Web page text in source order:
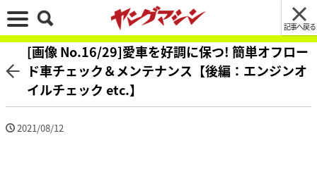
記事へ戻る
[画像 No.16/29]愛車を好調に保つ! 簡単オフロー
ド車チェック＆メンテナンス【後編：エンジンオ
イルチェック etc.】
2021/08/12